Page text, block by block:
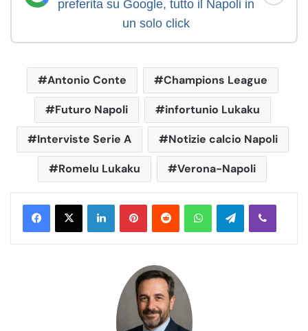
preferita su Google, tutto il Napoli in
un solo click
Antonio Conte Champions League
Futuro Napoli infortunio Lukaku
Interviste Serie A Notizie calcio Napoli
Romelu Lukaku Verona-Napoli
WhatsApp Telegram